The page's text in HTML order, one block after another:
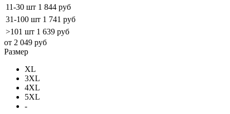
11-30 шт 1 844 руб
31-100 шт 1 741 руб
>101 шт 1 639 руб
от 2 049 руб
Размер
XL
3XL
4XL
5XL
-